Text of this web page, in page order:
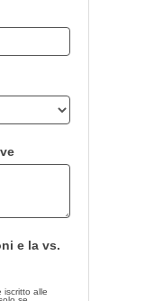
e la vs.
iscritto alle